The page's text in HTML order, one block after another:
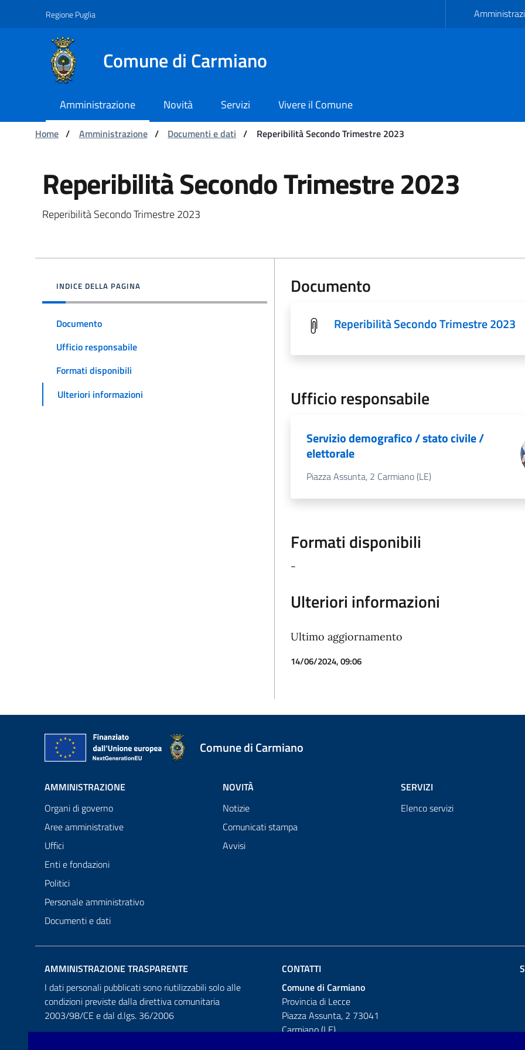
Navigazione
Salta al contenuto
Regione Puglia
Comune di Carmiano
Amministrazione Novità Servizi Vivere il Comune
Ti trovi in:
Home / Amministrazione / Documenti e dati / Reperibilità Secondo Trimestre 2023
Reperibilità Secondo Trimestre 2023 - Comune
Reperibilità Secondo Trimestre 2023
Reperibilità Secondo Trimestre 2023
INDICE DELLA PAGINA
Documento
Ufficio responsabile
Formati disponibili
Ulteriori informazioni
Documento
Reperibilità Secondo Trimestre 2023
Ufficio responsabile
Servizio demografico / stato civile /
elettorale
Piazza Assunta, 2 Carmiano (LE)
Formati disponibili
-
Ulteriori informazioni
Ultimo aggiornamento
14/06/2024, 09:06
Comune di Carmiano
AMMINISTRAZIONE
Organi di governo
Aree amministrative
Uffici
Enti e fondazioni
Politici
Personale amministrativo
Documenti e dati
NOVITÀ
Notizie
Comunicati stampa
Avvisi
SERVIZI
Elenco servizi
AMMINISTRAZIONE TRASPARENTE
I dati personali pubblicati sono riutilizzabili solo alle
condizioni previste dalla direttiva comunitaria
2003/98/CE e dal d.lgs. 36/2006
CONTATTI
Comune di Carmiano
Provincia di Lecce
Piazza Assunta, 2 73041
Carmiano (LE)